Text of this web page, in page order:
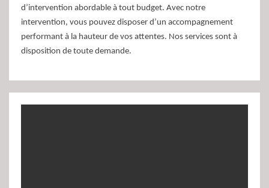
d’intervention abordable à tout budget. Avec notre
intervention, vous pouvez disposer d’un accompagnement
performant à la hauteur de vos attentes. Nos services sont à
disposition de toute demande.